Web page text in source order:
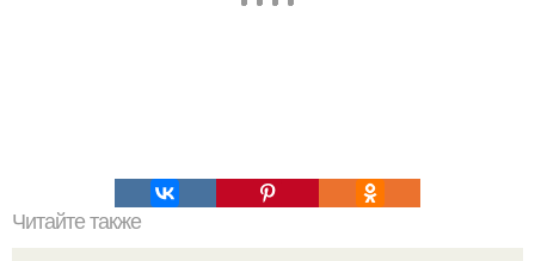
Читайте также